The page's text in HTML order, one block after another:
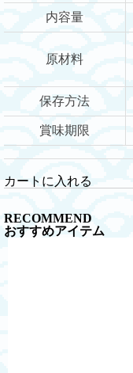
内容量
原材料
保存方法
賞味期限
カートに入れる
RECOMMEND
おすすめアイテム